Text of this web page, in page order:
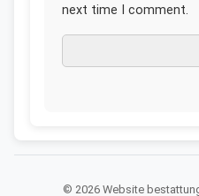
next time I comment.
© 2026 Website